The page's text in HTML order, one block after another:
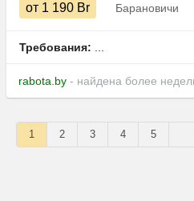
от 1 190 Br Барановичи
Требования: ...
rabota.by - найдена более
1 2 3 4 5